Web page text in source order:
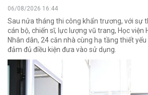
06/08/2026 16:44
Sau nửa tháng thi công khẩn trương, với sự
cán bộ, chiến sĩ, lực lượng vũ trang, Học viện
Nhân dân, 24 căn nhà cùng hạ tầng thiết
đảm đủ điều kiện đưa vào sử dụng.